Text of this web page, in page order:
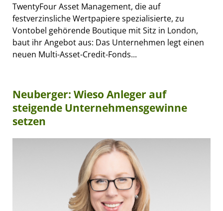
TwentyFour Asset Management, die auf
festverzinsliche Wertpapiere spezialisierte, zu
Vontobel gehörende Boutique mit Sitz in London,
baut ihr Angebot aus: Das Unternehmen legt einen
neuen Multi-Asset-Credit-Fonds...
Neuberger: Wieso Anleger auf
steigende Unternehmensgewinne
setzen